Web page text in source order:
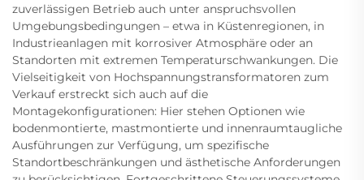
zuverlässigen Betrieb auch unter anspruchsvollen
Umgebungsbedingungen – etwa in Küstenregionen, in
Industrieanlagen mit korrosiver Atmosphäre oder an
Standorten mit extremen Temperaturschwankungen. Die
Vielseitigkeit von Hochspannungstransformatoren zum
Verkauf erstreckt sich auch auf die
Montagekonfigurationen: Hier stehen Optionen wie
bodenmontierte, mastmontierte und innenraumtaugliche
Ausführungen zur Verfügung, um spezifische
Standortbeschränkungen und ästhetische Anforderungen